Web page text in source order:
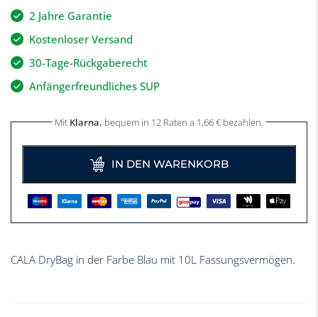
2 Jahre Garantie
Kostenloser Versand
30-Tage-Rückgaberecht
Anfängerfreundliches SUP
Mit Klarna. bequem in 12 Raten a 1,66€ bezahlen.
IN DEN WARENKORB
CALA DryBag in der Farbe Blau mit 10L Fassungsvermögen.